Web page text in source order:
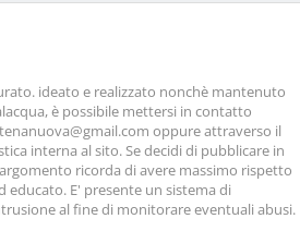
ideato e realizzato nonchè mantenuto
è possibile mettersi in contatto
oppure attraverso il
interna al sito. Se decidi di pubblicare in
ricorda di avere massimo rispetto
educato. E' presente un sistema di
al fine di monitorare eventuali abusi.